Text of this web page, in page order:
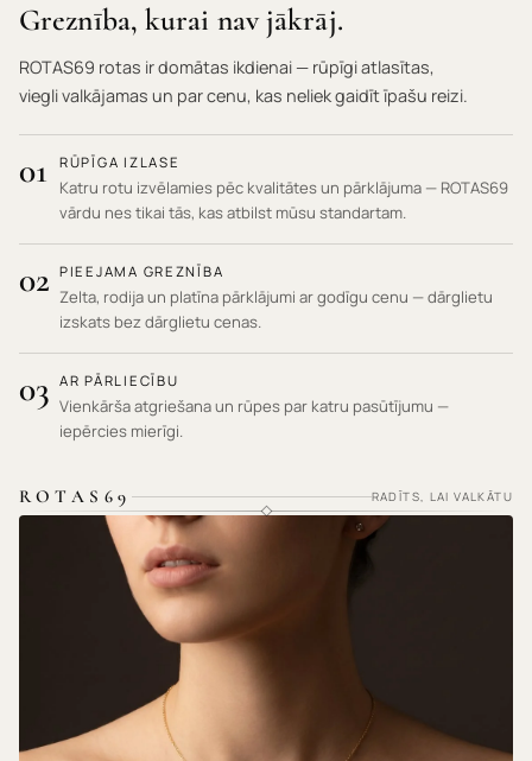
Greznība, kurai nav jākrāj.
ROTAS69 rotas ir domātas ikdienai — rūpīgi atlasītas,
viegli valkājamas un par cenu, kas neliek gaidīt īpašu reizi.
01 RŪPĪGA IZLASE
Katru rotu izvēlamies pēc kvalitātes un pārklājuma — ROTAS69
vārdu nes tikai tās, kas atbilst mūsu standartam.
02 PIEEJAMA GREZNĪBA
Zelta, rodija un platīna pārklājumi ar godīgu cenu — dārglietu
izskats bez dārglietu cenas.
03 AR PĀRLIECĪBU
Vienkārša atgriešana un rūpes par katru pasūtījumu —
iepērcies mierīgi.
ROTAS69 RADĪTS, LAI VALKĀTU
HIPOALERĢISKI MATERIĀLI · NEKAIRINA ĀDU ·